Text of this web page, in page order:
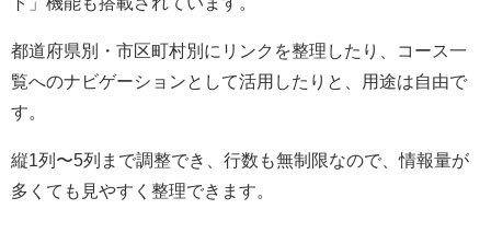
都道府県別・市区町村別にリンクを整理したり、コース一
覧へのナビゲーションとして活用したりと、用途は自由で
す。
縦1列〜5列まで調整でき、行数も無制限なので、情報量が
多くても見やすく整理できます。